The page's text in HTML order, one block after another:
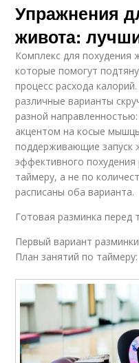
Упражнения
живота:
Комплекс для похудения
которые помогут
процесс расхода
различные варианты
разной
акцентом на косые
поддерживающие запуск
эффективного
таймеру, а не по
расписаны оба варианта.
Готовая разминка перед
Первый вариант
План занятий по таймеру: